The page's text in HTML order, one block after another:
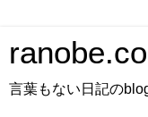
言葉もない日記の